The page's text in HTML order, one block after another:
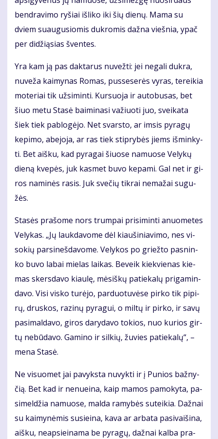
ben­dra­vi­mo ry­šiai iš­li­ko iki šių die­nų. Ma­ma su
dviem su­au­gu­sio­mis duk­ro­mis daž­na vieš­nia, ypač
per di­dži­ą­sias šven­tes.
Yra kam ją pas dak­ta­rus nu­vež­ti: jei ne­ga­li duk­ra,
nu­ve­ža kai­my­nas Ro­mas, pus­se­se­rės vy­ras, te­rei­kia
mo­te­riai tik už­si­min­ti. Kur­suo­ja ir au­to­bu­sas, bet
šiuo me­tu Sta­sė bai­mi­na­si va­žiuo­ti juo, svei­ka­ta
šiek tiek pa­blo­gė­jo. Net svars­to, ar im­sis py­ra­gų
ke­pi­mo, abe­jo­ja, ar ras tiek stip­ry­bės jiems iš­min­ky­
ti. Bet aiš­ku, kad py­ra­gai šiuo­se na­muo­se Ve­ly­kų
die­ną kve­pės, juk kas­met bu­vo ke­pa­mi. Gal net ir gi­
ros na­mi­nės ra­sis. Juk sve­čių tik­rai ne­ma­žai su­gu­
žės.
Sta­sės pra­šo­me nors trum­pai pri­si­min­ti anuo­me­tes
Ve­ly­kas. „Jų lauk­da­vo­me dėl kiau­ši­nia­vi­mo, nes vi­
so­kių par­si­neš­da­vo­me. Ve­ly­kos po griež­to pas­nin­
ko bu­vo la­bai mie­las lai­kas. Be­veik kiek­vie­nas kie­
mas skers­da­vo kiau­lę, mė­siš­kų pa­tie­ka­lų pri­ga­min­
da­vo. Vi­si vis­ko tu­rė­jo, par­duo­tu­vė­se pir­ko tik pi­pi­
rų, drus­kos, ra­zi­nų py­ra­gui, o mil­tų ir pir­ko, ir sa­vų
pa­si­mal­da­vo, gi­ros da­ry­da­vo to­kios, nuo ku­rios gir­
tų ne­bū­da­vo. Ga­mi­no ir sil­kių, žu­vies pa­tie­ka­lų“, –
me­na Sta­sė.
Ne vi­suo­met jai pa­vyks­ta nu­vyk­ti ir į Pu­nios baž­ny­
čią. Bet kad ir ne­nu­ei­na, kaip ma­mos pa­mo­ky­ta, pa­
si­mel­džia na­muo­se, mal­da ra­my­bės su­tei­kia. Daž­nai
su kai­my­nė­mis su­si­ei­na, ka­va ar ar­ba­ta pa­si­vai­ši­na,
aiš­ku, neap­si­ei­na­ma be py­ra­gų, daž­nai kal­ba pra­